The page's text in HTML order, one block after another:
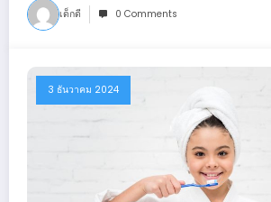
เด็กดี 0 Comments
3 ธันวาคม 2024